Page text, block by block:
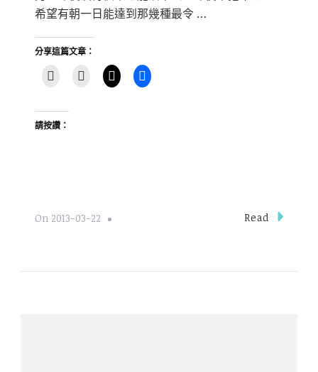
希望有朝一日能達到那幾種最令 …
分享這篇文章：
請按讚：
On 2013-03-22 Read